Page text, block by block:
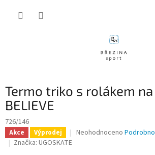
Termo triko s rolákem
BELIEVE
726/146
Akce Výprodej
Průměrné
Neohodnoceno
Značka: UGOSKATE